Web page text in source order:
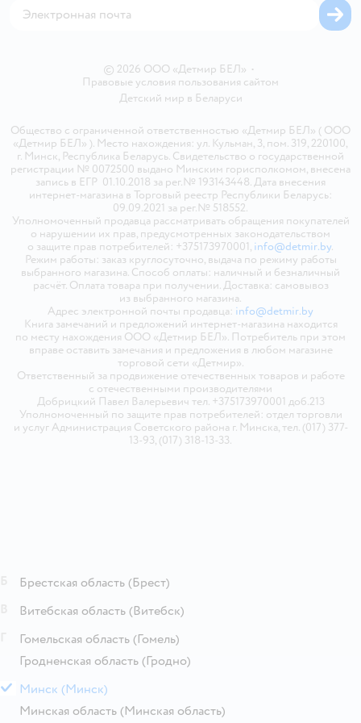
© 2026 ООО «Детмир БЕЛ» •
Правовые условия пользования сайтом
Детский мир в Беларуси
Общество с ограниченной ответственностью «Детмир БЕЛ» ( ООО
«Детмир БЕЛ» ). Место нахождения: ул. Кульман, 3, пом. 319, 220100,
г. Минск, Республика Беларусь. Свидетельство о государственной
регистрации № 0072500 выдано Минским горисполкомом, внесена
запись в ЕГР 01.10.2018 за рег.№ 193143448. Дата внесения
интернет-магазина в Торговый реестр Республики Беларусь:
09.09.2021 за рег.№ 518552.
Уполномоченный продавца рассматривать обращения покупателей
о нарушении их прав, предусмотренных законодательством
о защите прав потребителей: +375173970001, info@detmir.by.
Режим работы: заказ круглосуточно, выдача по режиму работы
выбранного магазина. Способ оплаты: наличный и безналичный
расчёт. Оплата товара при получении. Доставка: самовывоз
из выбранного магазина.
Адрес электронной почты продавца: info@detmir.by
Книга замечаний и предложений интернет-магазина находится
по месту нахождения ООО «Детмир БЕЛ». Потребитель при этом
вправе оставить замечания и предложения в любом магазине
торговой сети «Детмир».
Ответственный за продвижение отечественных товаров и работе
с отечественными производителями
Добрицкий Павел Валерьевич тел. +375173970001 доб.213
Уполномоченный по защите прав потребителей: отдел торговли
и услуг Администрация Советского района г. Минска, тел. (017) 377-
13-93, (017) 318-13-33.
Брестская область (Брест)
Витебская область (Витебск)
Гомельская область (Гомель)
Гродненская область (Гродно)
М Минск (Минск)
Минская область (Минская область)